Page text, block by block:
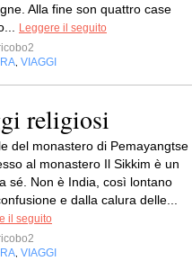
Alla fine son quattro case
Leggere il seguito
, VIAGGI
religiosi
del monastero di Pemayangtse
al monastero Il Sikkim è un
sé. Non è India, così lontano
e dalla calura delle...
il seguito
, VIAGGI